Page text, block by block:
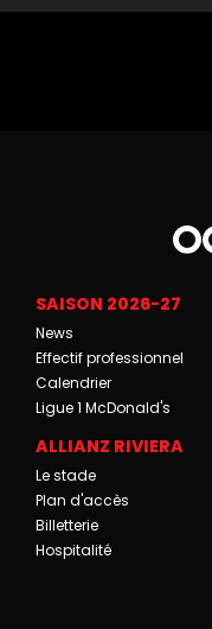
SAISON 2026-27
News
Effectif professionnel
Calendrier
Ligue 1 McDonald's
ALLIANZ RIVIERA
Le stade
Plan d'accès
Billetterie
Hospitalité